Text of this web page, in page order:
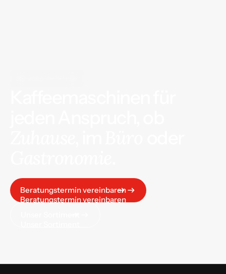
Beratungstermin vereinbaren
Beratungstermin vereinbaren